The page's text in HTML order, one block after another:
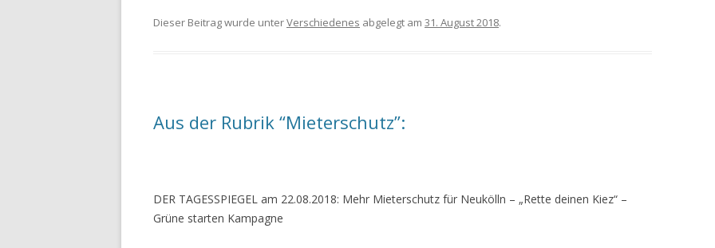
Dieser Beitrag wurde unterVerschiedenes abgelegt am 31. August 2018.
Aus der Rubrik “Mieterschutz”:
DER TAGESSPIEGEL am 22.08.2018: Mehr Mieterschutz für Neukölln – „Rette deinen Kiez“ –
Grüne starten Kampagne